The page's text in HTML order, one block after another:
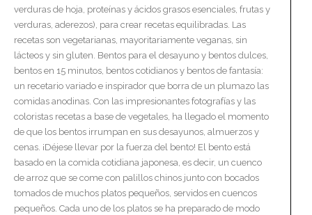
verduras de hoja, proteínas y ácidos grasos esenciales, frutas y
verduras, aderezos), para crear recetas equilibradas. Las
recetas son vegetarianas, mayoritariamente veganas, sin
lácteos y sin gluten. Bentos para el desayuno y bentos dulces,
bentos en 15 minutos, bentos cotidianos y bentos de fantasía:
un recetario variado e inspirador que borra de un plumazo las
comidas anodinas. Con las impresionantes fotografías y las
coloristas recetas a base de vegetales, ha llegado el momento
de que los bentos irrumpan en sus desayunos, almuerzos y
cenas. ¡Déjese llevar por la fuerza del bento! El bento está
basado en la comida cotidiana japonesa, es decir, un cuenco
de arroz que se come con palillos chinos junto con bocados
tomados de muchos platos pequeños, servidos en cuencos
pequeños. Cada uno de los platos se ha preparado de modo